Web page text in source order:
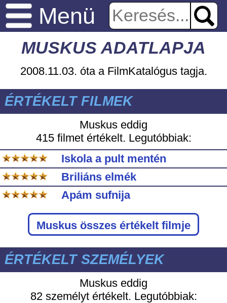
Menü
MUSKUS ADATLAPJA
2008.11.03. óta a FilmKatalógus tagja.
ÉRTÉKELT FILMEK
Muskus eddig
415 filmet értékelt. Legutóbbiak:
Iskola a pult mentén
Briliáns elmék
Apám sufnija
Muskus összes értékelt filmje
ÉRTÉKELT SZEMÉLYEK
Muskus eddig
82 személyt értékelt. Legutóbbiak: